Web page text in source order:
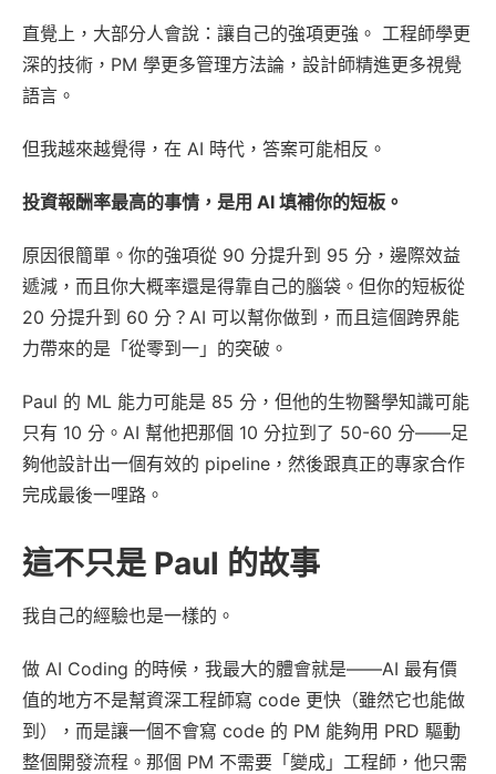
直覺上，大部分人會說：讓自己的強項更強。 工程師學更
深的技術，PM 學更多管理方法論，設計師精進更多視覺
語言。
但我越來越覺得，在 AI 時代，答案可能相反。
投資報酬率最高的事情，是用 AI 填補你的短板。
原因很簡單。你的強項從 90 分提升到 95 分，邊際效益
遞減，而且你大概率還是得靠自己的腦袋。但你的短板從
20 分提升到 60 分？AI 可以幫你做到，而且這個跨界能
力帶來的是「從零到一」的突破。
Paul 的 ML 能力可能是 85 分，但他的生物醫學知識可能
只有 10 分。AI 幫他把那個 10 分拉到了 50-60 分——足
夠他設計出一個有效的 pipeline，然後跟真正的專家合作
完成最後一哩路。
這不只是 Paul 的故事
我自己的經驗也是一樣的。
做 AI Coding 的時候，我最大的體會就是——AI 最有價
值的地方不是幫資深工程師寫 code 更快（雖然它也能做
到），而是讓一個不會寫 code 的 PM 能夠用 PRD 驅動
整個開發流程。那個 PM 不需要「變成」工程師，他只需